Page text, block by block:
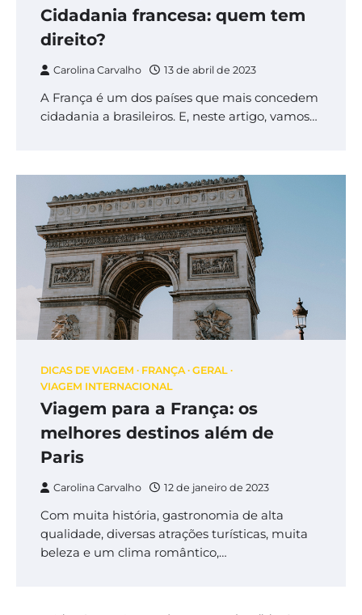
Cidadania francesa: quem tem
direito?
Carolina Carvalho 13 de abril de 2023
A França é um dos países que mais concedem
cidadania a brasileiros. E, neste artigo, vamos…
DICAS DE VIAGEM FRANÇA GERAL
VIAGEM INTERNACIONAL
Viagem para a França: os
melhores destinos além de
Paris
Carolina Carvalho 12 de janeiro de 2023
Com muita história, gastronomia de alta
qualidade, diversas atrações turísticas, muita
beleza e um clima romântico,…